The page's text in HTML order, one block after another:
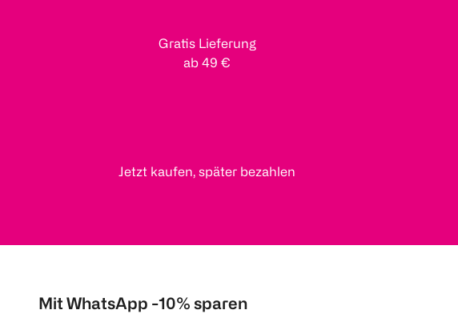
Gratis Lieferung
ab 49 €
Jetzt kaufen, später bezahlen
Mit WhatsApp -10% sparen